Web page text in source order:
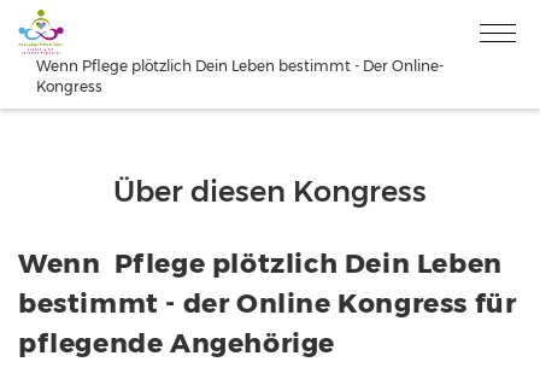
Wenn Pflege plötzlich Dein Leben bestimmt - Der Online-
Kongress
Über diesen Kongress
Wenn Pflege plötzlich Dein Leben
bestimmt - der Online Kongress für
pflegende Angehörige